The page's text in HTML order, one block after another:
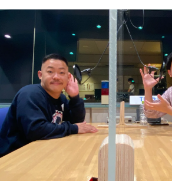
トピックス
TBS Podcast
お知らせ
イベント・グッズ
YouTube
会社情報